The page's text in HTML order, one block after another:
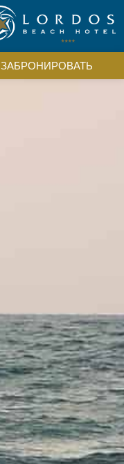
ЗАБРОНИРОВАТЬ